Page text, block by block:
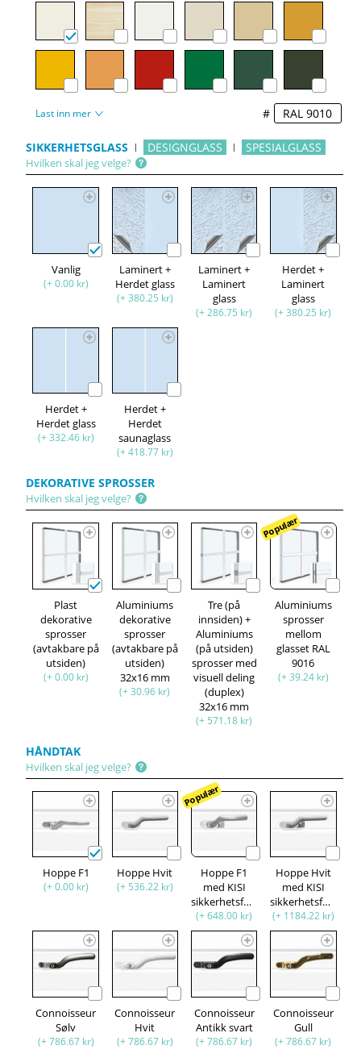
Last inn mer #
SIKKERHETSGLASS DESIGNGLASS SPESIALGLASS
Hvilken skal jeg velge?
Vanlig
(+ 0.00 kr)
Laminert +
Herdet glass
(+ 380.25 kr)
Laminert +
Laminert
glass
(+ 286.75 kr)
Herdet +
Laminert
glass
(+ 380.25 kr)
Herdet +
Herdet glass
(+ 332.46 kr)
Herdet +
Herdet
saunaglass
(+ 418.77 kr)
DEKORATIVE SPROSSER
Hvilken skal jeg velge?
Plast
dekorative
sprosser
(avtakbare på
utsiden)
(+ 0.00 kr)
Aluminiums
dekorative
sprosser
(avtakbare på
utsiden)
32x16 mm
(+ 30.96 kr)
Tre (på
innsiden) +
Aluminiums
(på utsiden)
sprosser med
visuell deling
(duplex)
32x16 mm
(+ 571.18 kr)
Populær
Aluminiums
sprosser
mellom
glasset RAL
9016
(+ 39.24 kr)
HÅNDTAK
Hvilken skal jeg velge?
Hoppe F1
(+ 0.00 kr)
Hoppe Hvit
(+ 536.22 kr)
Populær
Hoppe F1
med KISI
sikkerhetsfunksjon
(+ 648.00 kr)
Hoppe Hvit
med KISI
sikkerhetsfunksjon
(+ 1184.22 kr)
Connoisseur
Sølv
(+ 786.67 kr)
Connoisseur
Hvit
(+ 786.67 kr)
Connoisseur
Antikk svart
(+ 786.67 kr)
Connoisseur
Gull
(+ 786.67 kr)